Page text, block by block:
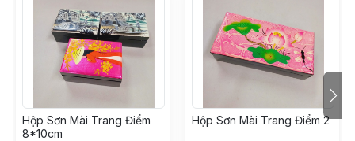
Hộp Sơn Mài Trang Điểm
8*10cm
Hộp Sơn Mài Trang Điểm 2